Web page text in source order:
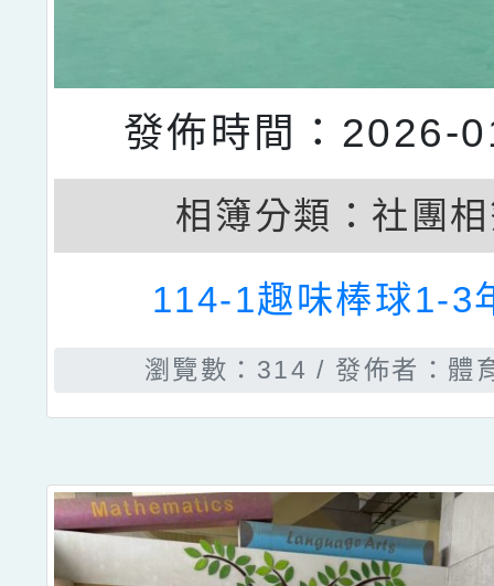
發佈時間：2026-
相簿分類： 社團
114-1趣味棒球1-3
瀏覽數：314 發佈者：體